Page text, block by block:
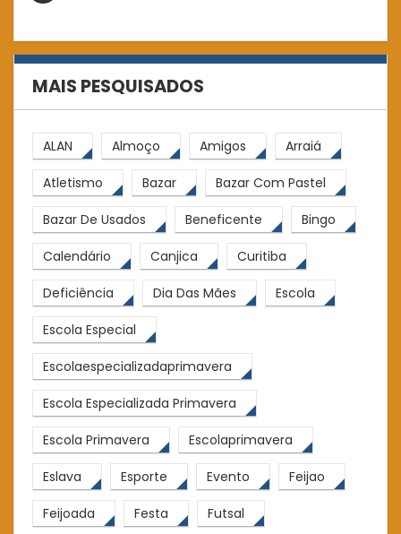
MAIS PESQUISADOS
ALAN Almoço Amigos Arraiá
Atletismo Bazar Bazar Com Pastel
Bazar De Usados Beneficente Bingo
Calendário Canjica Curitiba
Deficiência Dia Das Mães Escola
Escola Especial
Escolaespecializadaprimavera
Escola Especializada Primavera
Escola Primavera Escolaprimavera
Eslava Esporte Evento Feijao
Feijoada Festa Futsal